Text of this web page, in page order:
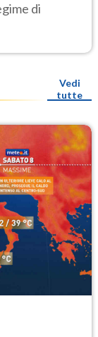
di
Vedi
tutte